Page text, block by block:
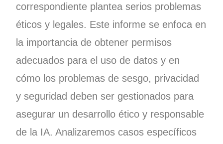
correspondiente plantea serios problemas
éticos y legales. Este informe se enfoca en
la importancia de obtener permisos
adecuados para el uso de datos y en
cómo los problemas de sesgo, privacidad
y seguridad deben ser gestionados para
asegurar un desarrollo ético y responsable
de la IA. Analizaremos casos específicos